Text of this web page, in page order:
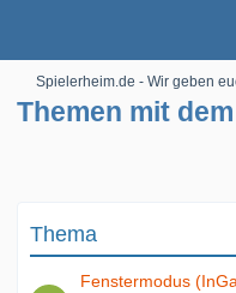
Spielerheim.de - Wir geben
Themen mit
Thema
Fenstermodus